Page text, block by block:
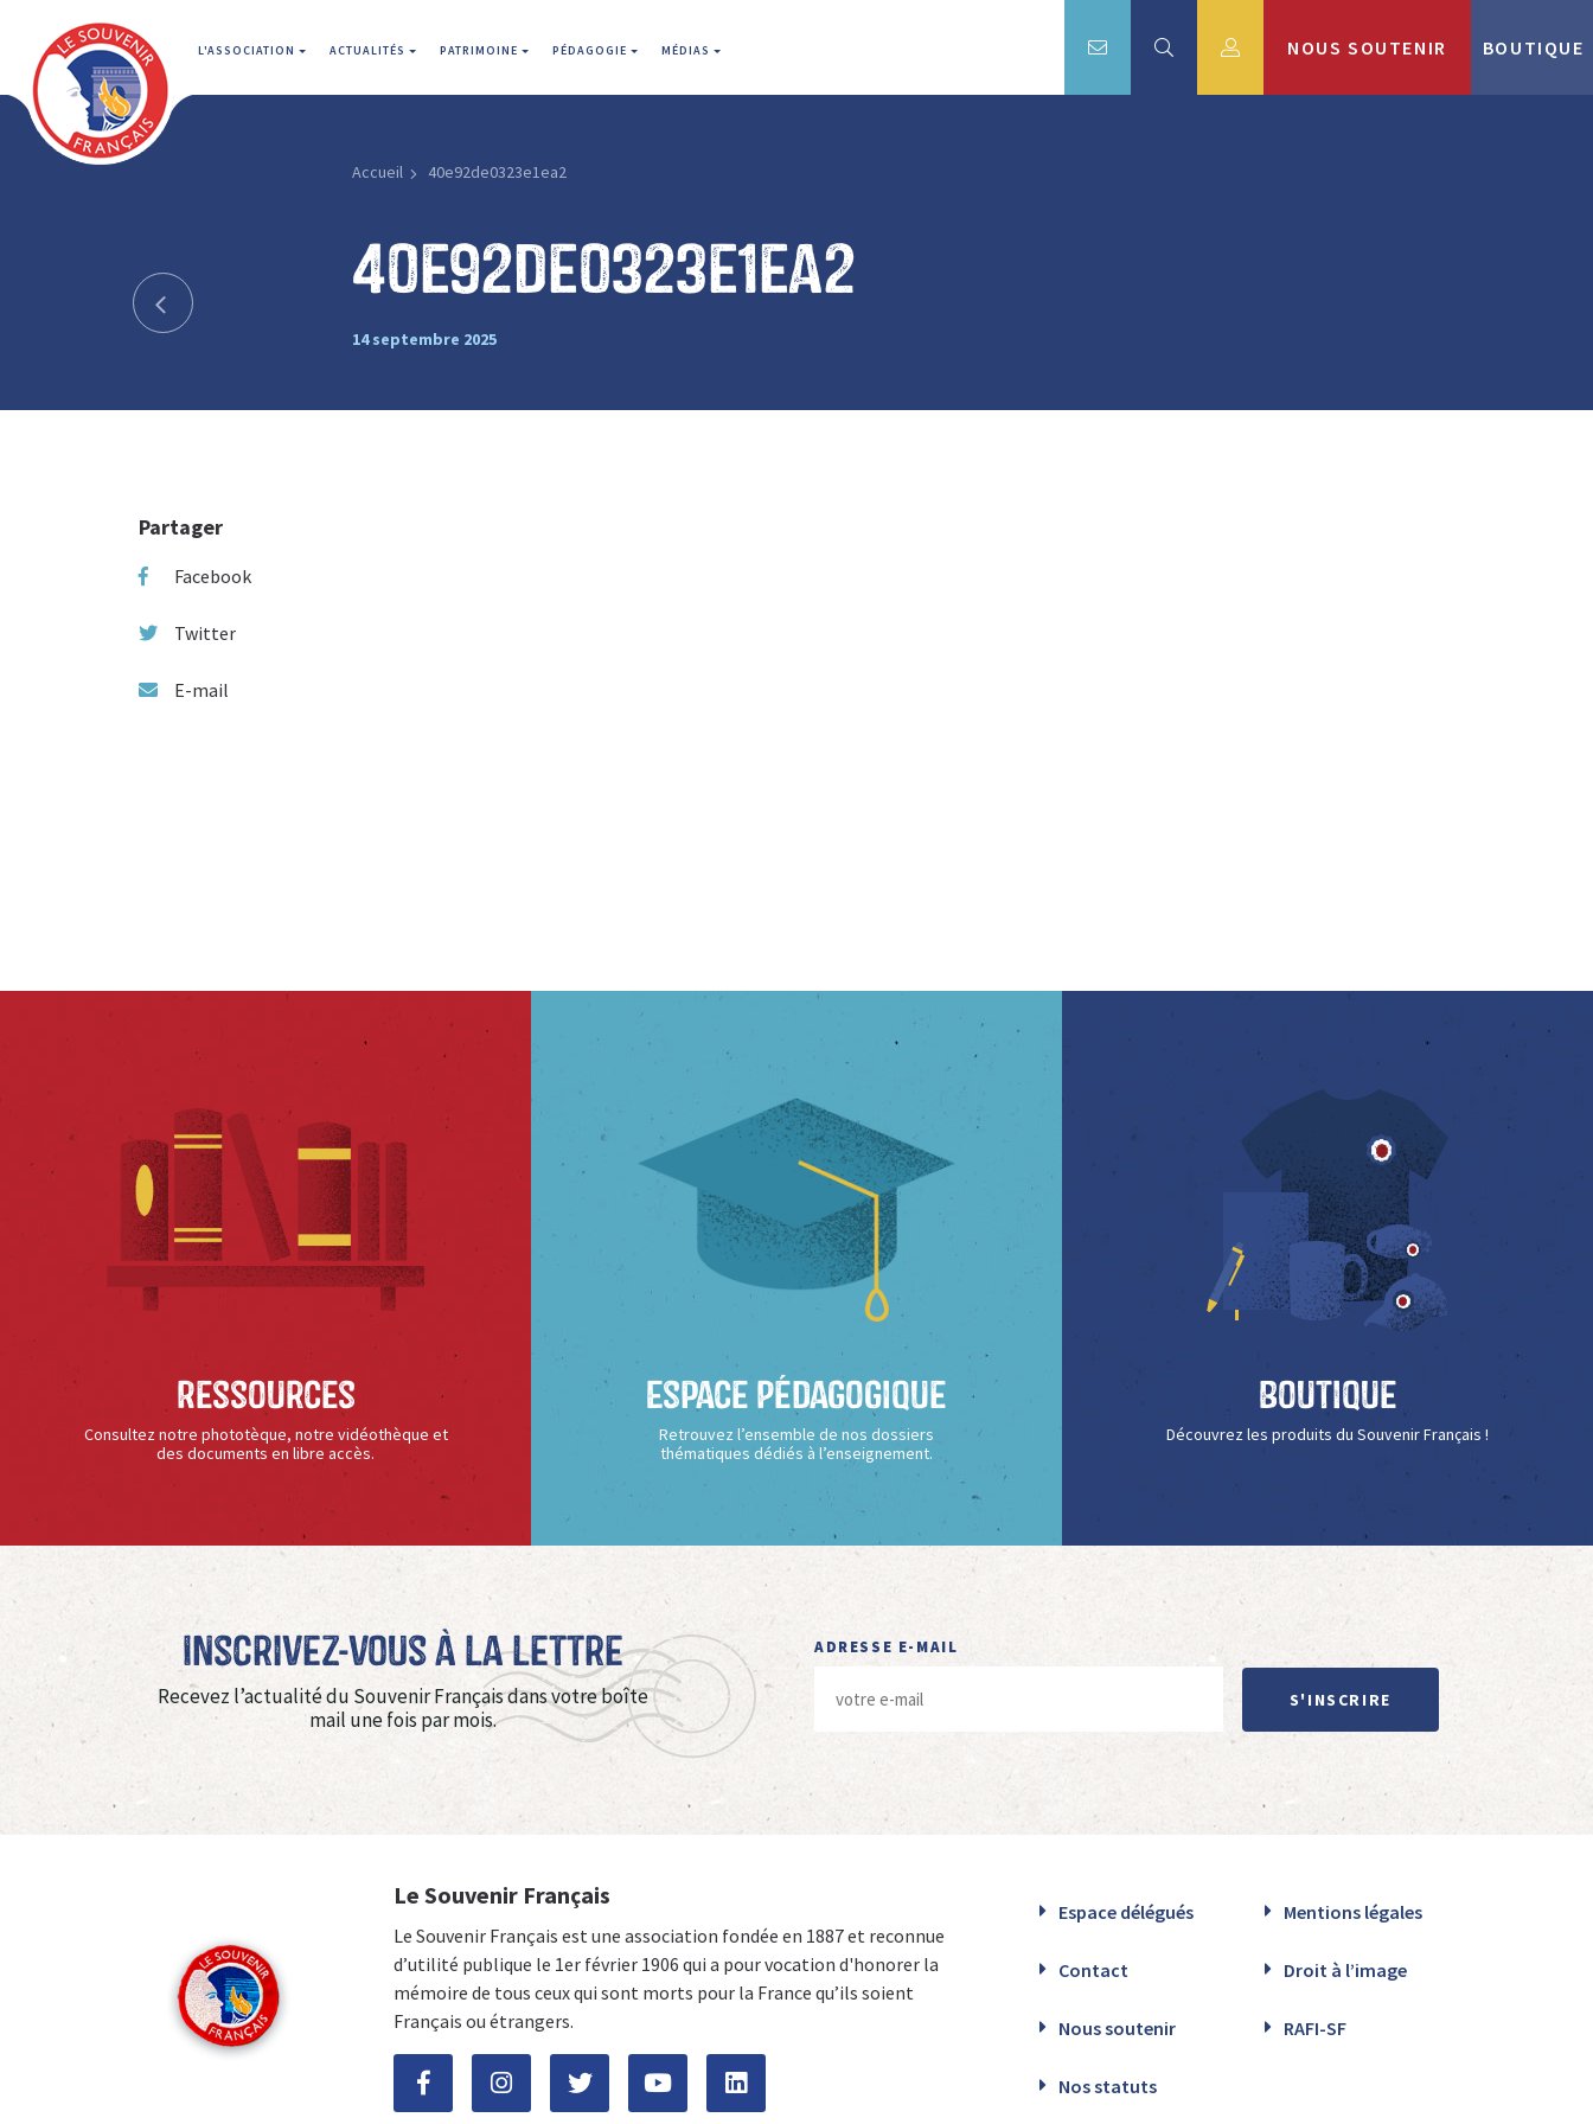
L'ASSOCIATION ACTUALITÉS PATRIMOINE PÉDAGOGIE MÉDIAS NOUS SOUTENIR BOUTIQUE
Accueil 40e92de0323e1ea2
40e92de0323e1ea2
14 septembre 2025
Partager
Facebook
Twitter
E-mail
Ressources
Consultez notre phototèque, notre vidéothèque et
des documents en libre accès.
Espace Pédagogique
Retrouvez l’ensemble de nos dossiers
thématiques dédiés à l’enseignement.
Boutique
Découvrez les produits du Souvenir Français !
Inscrivez-vous à La Lettre
Recevez l’actualité du Souvenir Français dans votre boîte
mail une fois par mois.
ADRESSE E-MAIL
S'INSCRIRE
Le Souvenir Français
Le Souvenir Français est une association fondée en 1887 et reconnue
d’utilité publique le 1er février 1906 qui a pour vocation d'honorer la
mémoire de tous ceux qui sont morts pour la France qu’ils soient
Français ou étrangers.
Espace délégués Mentions légales
Contact Droit à l’image
Nous soutenir RAFI-SF
Nos statuts